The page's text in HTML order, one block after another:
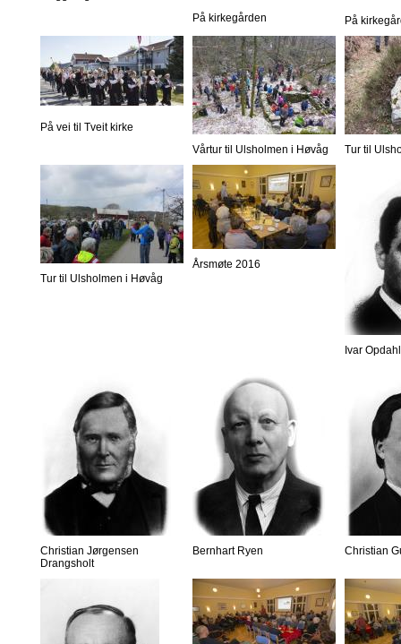
På kirkegården
På
På vei til Tveit kirke
Vårtur til Ulsholmen i Høvåg
Tur til
Tur til Ulsholmen i Høvåg
Årsmøte 2016
Ivar Opdahl
Christian Jørgensen
Drangsholt
Bernhart Ryen Christian